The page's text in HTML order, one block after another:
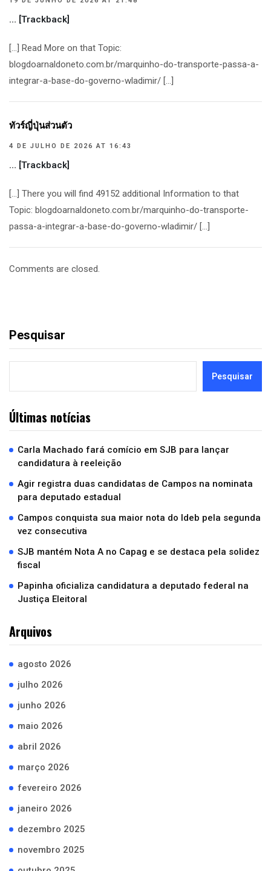
… [Trackback]
[…] Read More on that Topic:
blogdoarnaldoneto.com.br/marquinho-do-transporte-passa-a-
integrar-a-base-do-governo-wladimir/ […]
ทัวร์ญี่ปุ่นส่วนตัว
4 DE JULHO DE 2026 AT 16:43
… [Trackback]
[…] There you will find 49152 additional Information to that
Topic: blogdoarnaldoneto.com.br/marquinho-do-transporte-
passa-a-integrar-a-base-do-governo-wladimir/ […]
Comments are closed.
Pesquisar
Pesquisar
Últimas notícias
Carla Machado fará comício em SJB para lançar
candidatura à reeleição
Agir registra duas candidatas de Campos na nominata
para deputado estadual
Campos conquista sua maior nota do Ideb pela segunda
vez consecutiva
SJB mantém Nota A no Capag e se destaca pela solidez
fiscal
Papinha oficializa candidatura a deputado federal na
Justiça Eleitoral
Arquivos
agosto 2026
julho 2026
junho 2026
maio 2026
abril 2026
março 2026
fevereiro 2026
janeiro 2026
dezembro 2025
novembro 2025